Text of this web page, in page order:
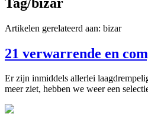
Artikelen gerelateerd aan: bizar
21 verwarrende en
Er zijn inmiddels allerlei
meer ziet, hebben we weer een